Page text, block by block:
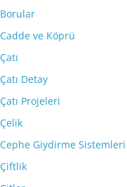
Borular
Cadde ve Köprü
Çatı
Çatı Detay
Çatı Projeleri
Çelik
Cephe Giydirme Sistemleri
Çiftlik